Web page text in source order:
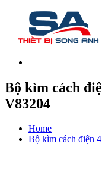
Bộ kìm cách
V83204
Home
Bộ kìm cách điện